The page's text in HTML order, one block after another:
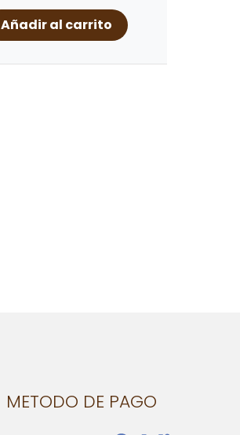
Añadir al carrito
METODO DE PAGO